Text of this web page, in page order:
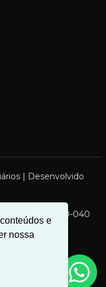
e
nossa
| Desenvolvido
- SP, 09310-040